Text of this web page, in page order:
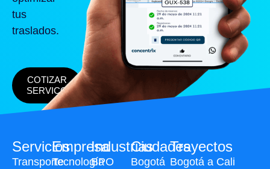
tus
traslados.
COTIZAR
SERVICO
Servicios
Transporte
Industrias
BPO
Ciudades
Bogotá
Trayectos
Bogotá a Cali
Empresa
Tecnología